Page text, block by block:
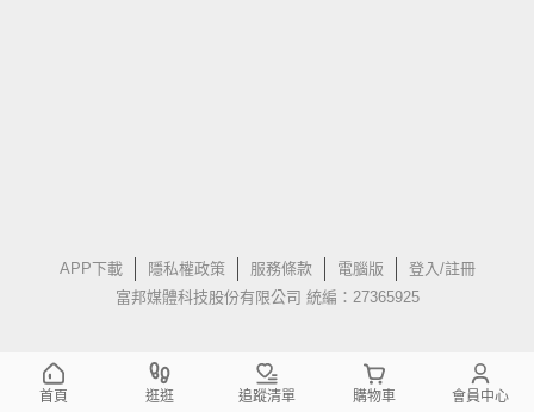
APP下載 隱私權政策 服務條款 電腦版
登入/註冊
富邦媒體科技股份有限公司 統編：27365925
首頁 逛逛 追蹤清單 購物車 會員中心